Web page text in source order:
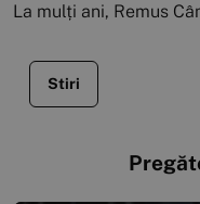
La mulți ani, Remus
Stiri